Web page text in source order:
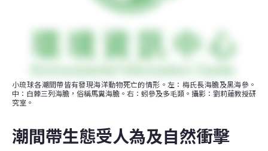
小琉球各潮間帶皆有發現海洋動物死亡的情形。左：梅氏長海膽及黑海參。
中：白棘三列海膽，俗稱馬糞海膽。右：蚓參及多毛類。攝影：劉莉蓮教授研
究室。
潮間帶生態受人為及自然衝擊